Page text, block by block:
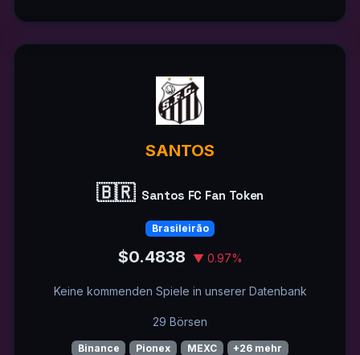
SANTOS
🇧🇷 Santos FC Fan Token
Brasileirão
$0.4838 ▼ 0.97%
Keine kommenden Spiele in unserer Datenbank
29 Börsen
Binance Pionex MEXC +26 mehr